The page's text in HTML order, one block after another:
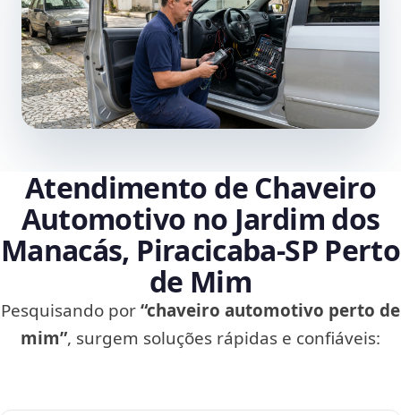
Atendimento de Chaveiro
Automotivo no Jardim dos
Manacás, Piracicaba‑SP Perto
de Mim
Pesquisando por“chaveiro automotivo perto de
mim”, surgem soluções rápidas e confiáveis: